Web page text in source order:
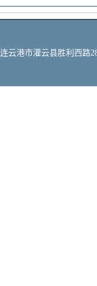
连云港市灌云县胜利西